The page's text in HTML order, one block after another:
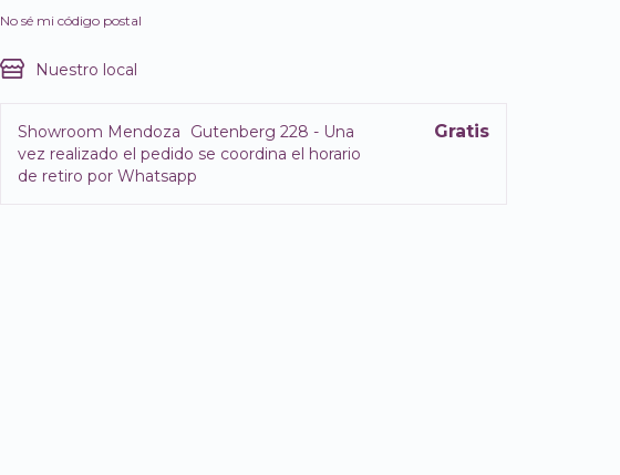
Entregas para el CP:
No sé mi código postal
Nuestro local
Showroom Mendoza
Gutenberg 228 - Una
vez realizado el pedido se coordina el horario
de retiro por Whatsapp
Gratis